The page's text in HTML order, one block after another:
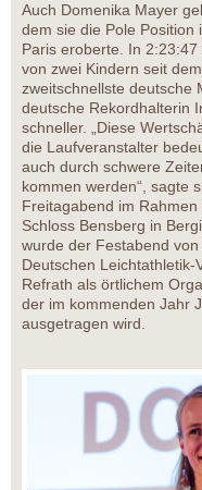
Auch Domenika Mayer
dem sie die Pole Position
Paris eroberte. In
von zwei Kindern seit
zweitschnellste deutsche
deutsche Rekordhalterin
schneller. „Diese
die Laufveranstalter
auch durch schwere
kommen werden“, sagte
Freitagabend im
Schloss Bensberg in
wurde der Festabend
Deutschen
Refrath als örtlichem
der im kommenden Jahr
ausgetragen wird.